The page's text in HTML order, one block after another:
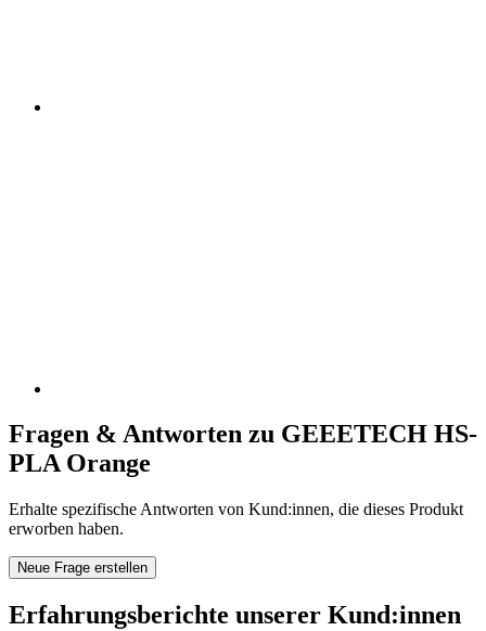
Fragen & Antworten zu GEEETECH HS-
PLA Orange
Erhalte spezifische Antworten von Kund:innen, die dieses Produkt
erworben haben.
Neue Frage erstellen
Erfahrungsberichte unserer Kund:innen